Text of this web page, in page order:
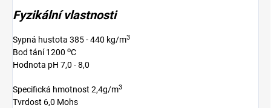
Fyzikální vlastnosti
Sypná hustota 385 - 440 kg/m3
Bod tání 1200 oC
Hodnota pH 7,0 - 8,0
Specifická hmotnost 2,4g/m3
Tvrdost 6,0 Mohs